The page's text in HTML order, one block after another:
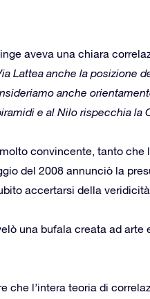
aveva una chiara
Lattea anche la posizione
anche
e al Nilo rispecchia la
convincente, tanto
del 2008 annunciò la
accertarsi della
una bufala creata ad
che l’intera teoria di